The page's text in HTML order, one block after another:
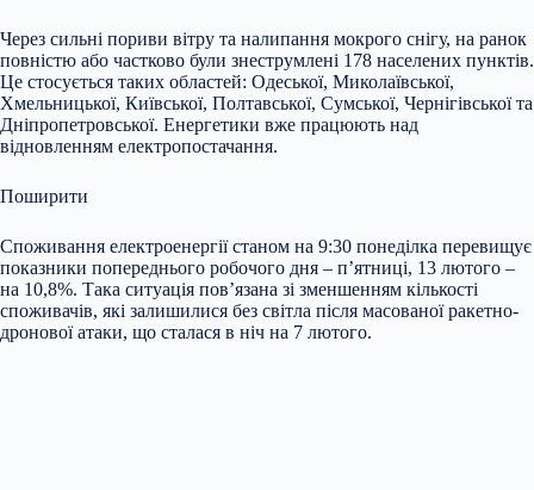
Через сильні пориви вітру та налипання мокрого снігу, на ранок
повністю або частково були знеструмлені 178 населених пунктів.
Це стосується таких областей: Одеської, Миколаївської,
Хмельницької, Київської, Полтавської, Сумської, Чернігівської та
Дніпропетровської. Енергетики вже працюють над
відновленням електропостачання.
Поширити
Споживання електроенергії станом на 9:30 понеділка перевищує
показники попереднього робочого дня – п’ятниці, 13 лютого –
на 10,8%. Така ситуація пов’язана зі зменшенням кількості
споживачів, які залишилися без світла після масованої ракетно-
дронової атаки, що сталася в ніч на 7 лютого.